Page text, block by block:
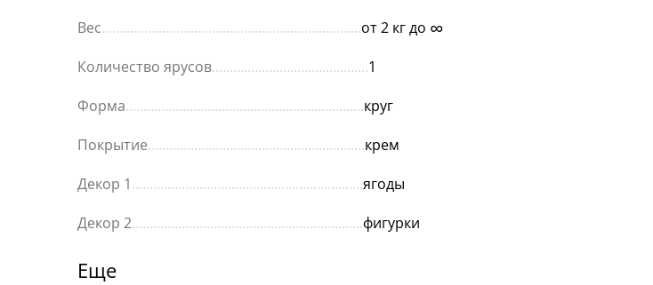
Вес.........................................................................от 2 кг до ∞
Количество ярусов............................................1
Форма...................................................................круг
Покрытие.............................................................крем
Декор 1.................................................................ягоды
Декор 2.................................................................фигурки
Еще